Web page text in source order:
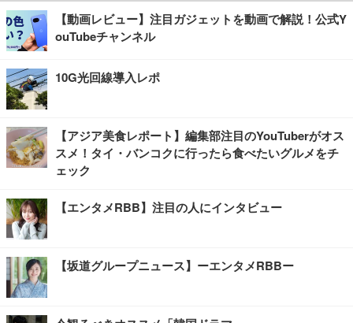
【動画レビュー】注目ガジェットを動画で解説！公式Y
ouTubeチャンネル
10G光回線導入レポ
【アジア美食レポート】編集部注目のYouTuberがオス
スメ！タイ・バンコクに行ったら食べたいグルメをチ
ェック
【エンタメRBB】注目の人にインタビュー
【坂道グループニュース】ーエンタメRBBー